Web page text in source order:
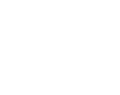
reduce erorile
Capacitățile de
semnificative.